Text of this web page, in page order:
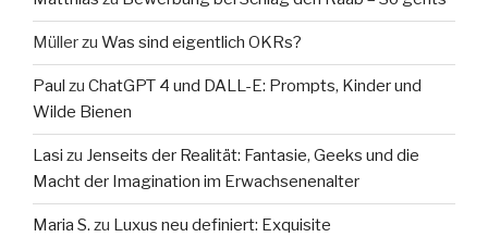
Müllerzu Was sind eigentlich OKRs?
Paul zu ChatGPT 4 und DALL-E: Prompts, Kinder und
Wilde Bienen
Lasi zu Jenseits der Realität: Fantasie, Geeks und die
Macht der Imagination im Erwachsenenalter
Maria S. zu Luxus neu definiert: Exquisite